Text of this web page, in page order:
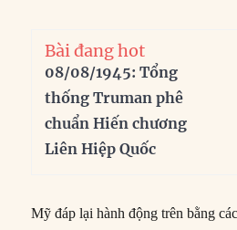
Bài đang hot
08/08/1945: Tổng
thống Truman phê
chuẩn Hiến chương
Liên Hiệp Quốc
Mỹ đáp lại hành động trên bằng